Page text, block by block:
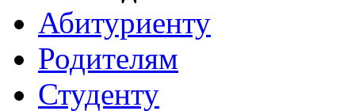
Абитуриенту
Родителям
Студенту